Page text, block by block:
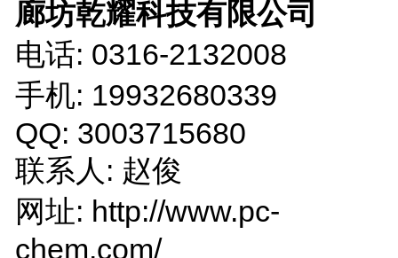
廊坊乾耀科技有限公司
电话: 0316-2132008
手机: 19932680339
QQ: 3003715680
联系人: 赵俊
网址: http://www.pc-
chem.com/